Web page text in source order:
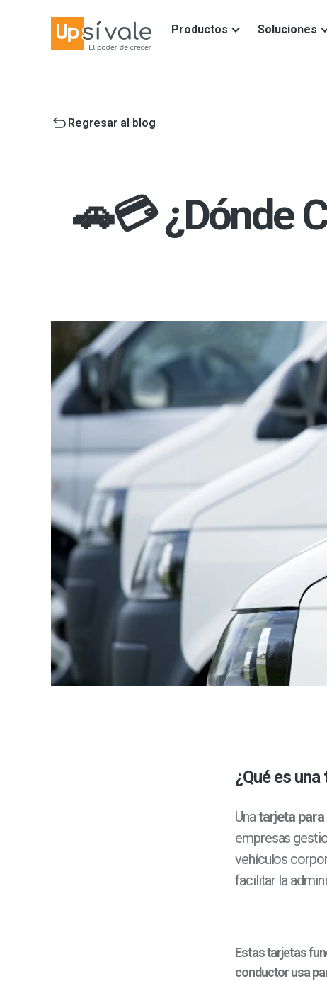
Productos Soluciones
Regresar al blog
🚗💳 ¿Dónde
¿Qué es
Unatarjeta
empresas
vehículos
facilitar la
Estas tarjetas
conductor usa